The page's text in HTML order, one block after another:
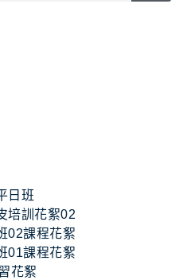
日班
培訓花絮02
02課程花絮
01課程花絮
花絮